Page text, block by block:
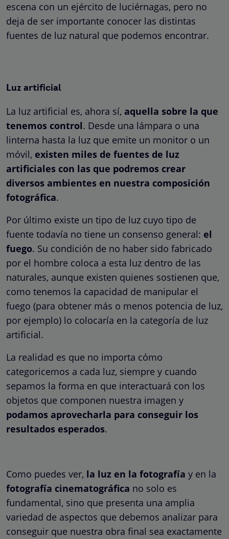
escena con un ejército de luciérnagas, pero no
deja de ser importante conocer las distintas
fuentes de luz natural que podemos encontrar.
Luz artificial
La luz artificial es, ahora sí, aquella sobre la que
tenemos control. Desde una lámpara o una
linterna hasta la luz que emite un monitor o un
móvil, existen miles de fuentes de luz
artificiales con las que podremos crear
diversos ambientes en nuestra composición
fotográfica.
Por último existe un tipo de luz cuyo tipo de
fuente todavía no tiene un consenso general: el
fuego. Su condición de no haber sido fabricado
por el hombre coloca a esta luz dentro de las
naturales, aunque existen quienes sostienen que,
como tenemos la capacidad de manipular el
fuego (para obtener más o menos potencia de luz,
por ejemplo) lo colocaría en la categoría de luz
artificial.
La realidad es que no importa cómo
categoricemos a cada luz, siempre y cuando
sepamos la forma en que interactuará con los
objetos que componen nuestra imagen y
podamos aprovecharla para conseguir los
resultados esperados.
Como puedes ver, la luz en la fotografía y en la
fotografía cinematográfica no solo es
fundamental, sino que presenta una amplia
variedad de aspectos que debemos analizar para
conseguir que nuestra obra final sea exactamente